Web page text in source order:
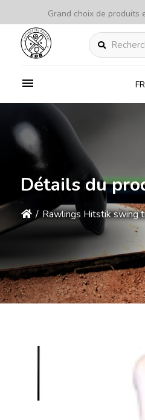
Grand choix de produits
Rechercher
FR
Détails du
/ Rawlings Hitstik swing